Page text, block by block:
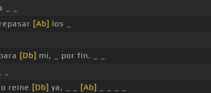
_ _
[Ab] los _
[Db] mí, _ por fin. _ _
reine [Db] ya, _ _ [Ab]